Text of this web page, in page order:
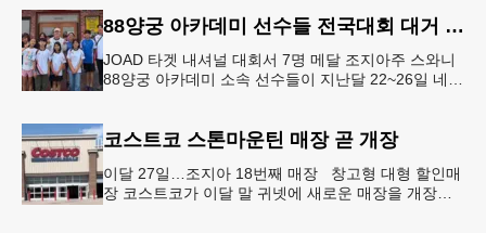
88양궁 아카데미 선수들 전국대회 대거 입상
JOAD 타겟 내셔널 대회서 7명 메달 조지아주 스와니
88양궁 아카데미 소속 선수들이 지난달 22~26일 네브
코스트코 스톤마운틴 매장 곧 개장
이달 27일…조지아 18번째 매장 창고형 대형 할인매
장 코스트코가 이달 말 귀넷에 새로운 매장을 개장한